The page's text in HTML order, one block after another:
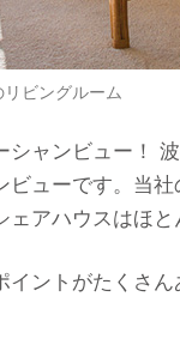
リビングルーム
ャンビュー！
ューです。当
アハウスはほと
ントがたくさん